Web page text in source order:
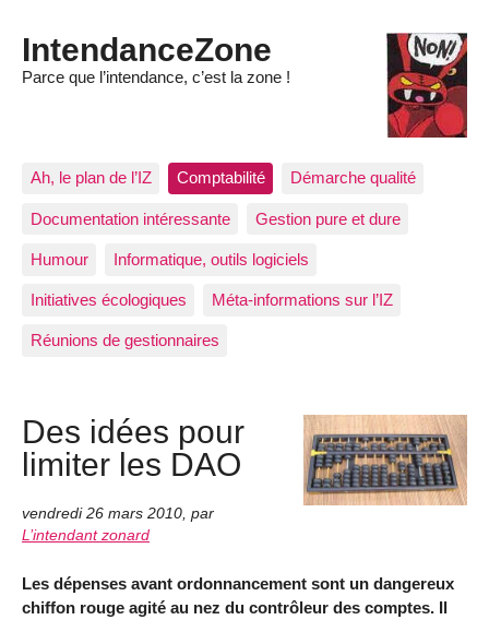
IntendanceZone
Parce que l’intendance, c’est la zone !
Ah, le plan de l’IZ Comptabilité Démarche qualité
Documentation intéressante Gestion pure et dure
Humour Informatique, outils logiciels
Initiatives écologiques Méta-informations sur l’IZ
Réunions de gestionnaires
Des idées pour
limiter les DAO
vendredi 26 mars 2010 par
L’intendant zonard
Les dépenses avant ordonnancement sont un dangereux
chiffon rouge agité au nez du contrôleur des comptes. Il